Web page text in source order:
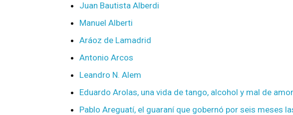
Juan Bautista Alberdi
Manuel Alberti
Aráoz de Lamadrid
Antonio Arcos
Leandro N. Alem
Eduardo Arolas, una vida de tango, alcohol y mal de
Pablo Areguatí, el guaraní que gobernó por seis meses